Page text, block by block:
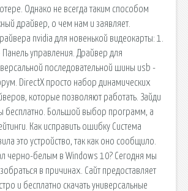
Однако не всегда таким способом
драйвер, о чем нам и заявляет.
nvidia для новенькой видеокарты: 1.
управления. Драйвер для
последовательной шины usb -
DirectX просто набор динамических
которые позволяют работать. Зайди
бесплатно. Большой выбор программ, а
Как исправить ошибку Система
это устройство, так как оно сообщило.
черно-белым в Windows 10? Сегодня мы
в причинах. Сайт предоставляет
и бесплатно скачать универсальные